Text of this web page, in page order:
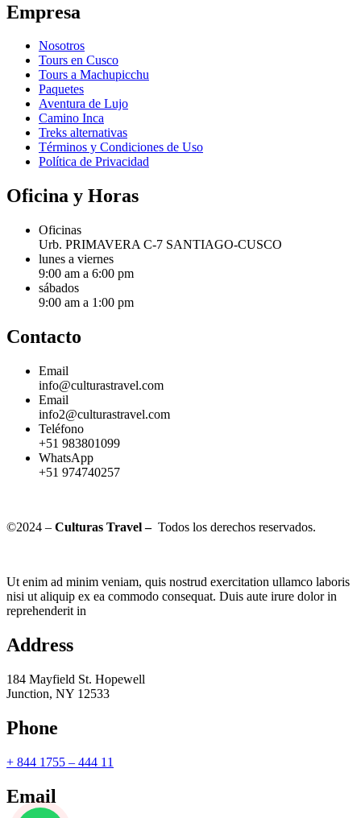
Empresa
Nosotros
Tours en Cusco
Tours a Machupicchu
Paquetes
Aventura de Lujo
Camino Inca
Treks alternativas
Términos y Condiciones de Uso
Política de Privacidad
Oficina y Horas
Oficinas
Urb. PRIMAVERA C-7 SANTIAGO-CUSCO
lunes a viernes
9:00 am a 6:00 pm
sábados
9:00 am a 1:00 pm
Contacto
Email
info@culturastravel.com
Email
info2@culturastravel.com
Teléfono
+51 983801099
WhatsApp
+51 974740257
©2024 – Culturas Travel – Todos los derechos reservados.
Ut enim ad minim veniam, quis nostrud exercitation ullamco laboris
nisi ut aliquip ex ea commodo consequat. Duis aute irure dolor in
reprehenderit in
Address
184 Mayfield St. Hopewell
Junction, NY 12533
Phone
+ 844 1755 – 444 11
Email